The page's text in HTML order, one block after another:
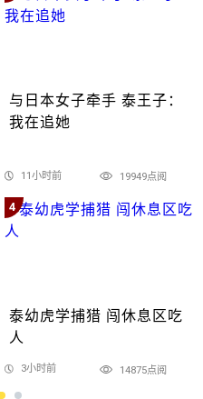
与日本女子牵手 泰王子：
我在追她
11小时前 19949点阅
4
泰幼虎学捕猎 闯休息区吃
人
3小时前 14875点阅